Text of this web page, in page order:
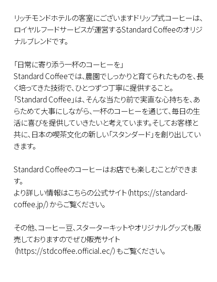
リッチモンドホテルの客室にございますドリップ式コーヒーは、
ロイヤルフードサービスが運営するStandard Coffeeのオリジ
ナルブレンドです。
「日常に寄り添う一杯のコーヒーを」
Standard Coffeeでは、農園でしっかりと育てられたものを、長
く培ってきた技術で、ひとつずつ丁寧に提供すること。
「Standard Coffee」は、そんな当たり前で実直な心持ちを、あ
らためて大事にしながら、一杯のコーヒーを通じて、毎日の生
活に喜びを提供していきたいと考えています。そしてお客様と
共に、日本の喫茶文化の新しい「スタンダード」を創り出してい
きます。
Standard Coffeeのコーヒーはお店でも楽しむことができま
す。
より詳しい情報はこちらの公式サイト（https://standard-
coffee.jp/）からご覧ください。
その他、コーヒー豆、スターターキットやオリジナルグッズも販
売しておりますのでぜひ販売サイト
（https://stdcoffee.official.ec/）もご覧ください。